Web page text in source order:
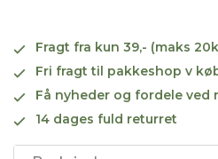
Fragt fra kun 39,- (maks
Fri fragt til pakkeshop v
Få nyheder og fordele ved
14 dages fuld returret